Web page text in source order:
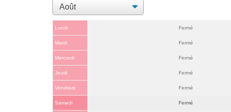
Lundi Fermé
Mardi Fermé
Mercredi Fermé
Jeudi Fermé
Vendredi Fermé
Samedi Fermé